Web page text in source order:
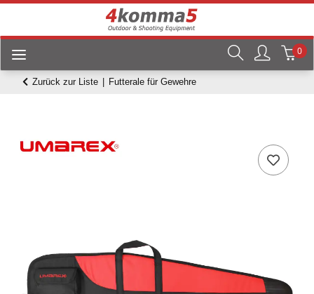
0
Zurück zur Liste Futterale für Gewehre